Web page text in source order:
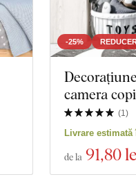
-25%
camera
(1)
Livrare
de la 91,80